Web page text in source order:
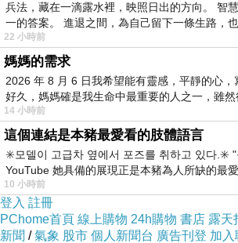
病時的支出壓力，但是這兩位前輩因為
以他們很早就做好規劃，不只有充足的
類的理財工具，在創造收益的條件上比
回到退休這個主題，我認為兩個最重要
麼時候要退休以及退休後要做甚麼？二
多少錢來支持生活？這兩個問題都要提
為我們永遠不知道公司會讓我們工作到
生涯的規畫，就算是提前離開職場，也
步，而且保持自己的主動權，可以決定
兵法，藏在一滴露水裡，映照日出的方向。 智
一的答案。 進退之間，為自己留下一條生路，
22 小時前
媽媽的需求
2026 年 8 月 6 日我希望能有靈感，平靜的心，
好久，媽媽確是我生命中最重要的人之一，雖
14 小時前
這個連結是本豬最愛看的肢體語言
✳️모델이 고급차 옆에서 포즈를 취하고 있다.✳️
YouTube 她具備的展現正是本豬為人所缺的最愛
10 小時前
登入 註冊
PChome首頁 線上購物 24h購物 書店 露天
新聞 /氣象 股市 個人新聞台 廣告刊登 加入